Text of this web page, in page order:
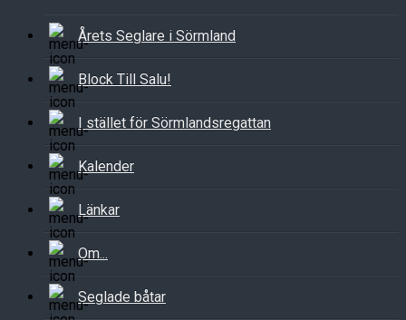
Årets Seglare i Sörmland
Block Till Salu!
I stället för Sörmlandsregattan
Kalender
Länkar
Om...
Seglade båtar